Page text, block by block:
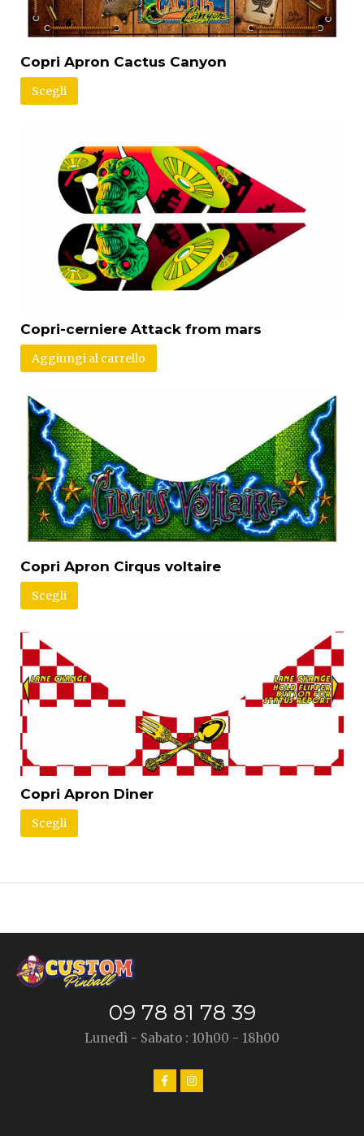
Copri Apron Cactus Canyon
Scegli
Copri-cerniere Attack from mars
Aggiungi al carrello
Copri Apron Cirqus voltaire
Scegli
Copri Apron Diner
Scegli
09 78 81 78 39
Lunedì - Sabato : 10h00 - 18h00